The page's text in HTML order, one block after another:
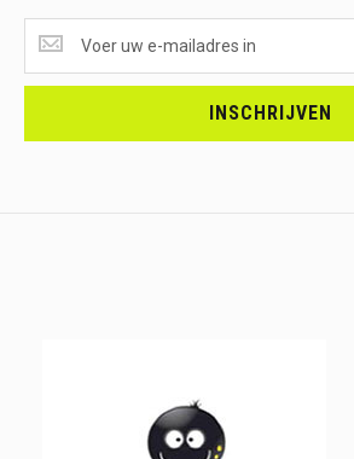
ONTVANGEN?
<br>SCHRIJF
INSCHRIJVEN